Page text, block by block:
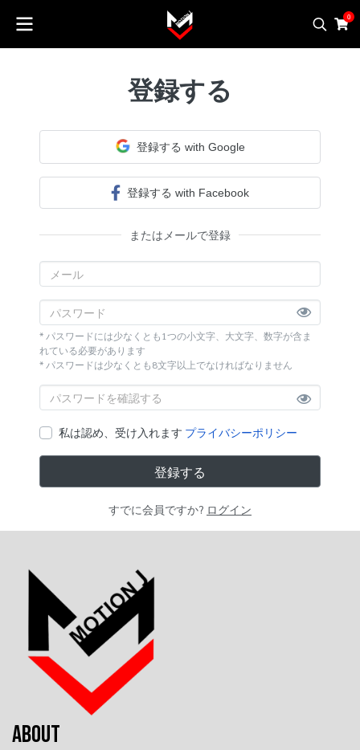
0
登録する
登録する with Google
登録する with Facebook
またはメールで登録
* パスワードには少なくとも1つの小文字、大文字、数字が含ま
れている必要があります
* パスワードは少なくとも8文字以上でなければなりません
私は認め、受け入れます プライバシーポリシー
登録する
すでに会員ですか? ログイン
ABOUT